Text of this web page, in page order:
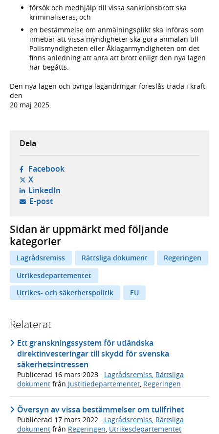
försök och medhjälp till vissa sanktionsbrott ska
kriminaliseras, och
en bestämmelse om anmälningsplikt ska införas som
innebär att vissa myndigheter ska göra anmälan till
Polismyndigheten eller Åklagarmyndigheten om det
finns anledning att anta att brott enligt den nya lagen
har begåtts.
Den nya lagen och övriga lagändringar föreslås träda i kraft
den
20 maj 2025.
Dela
Facebook- öppnas i ny flik, extern webbplats,
X- öppnas i ny flik, extern webbplats,
LinkedIn- öppnas i ny flik, extern webbplats,
E-post- öppnar din e-postklient,
Sidan är uppmärkt med följande
kategorier
Lagrådsremiss Rättsliga dokument
Regeringen
Utrikesdepartementet
Utrikes- och säkerhetspolitik
EU
Relaterat
Ett granskningssystem för utländska
direktinvesteringar till skydd för svenska
säkerhetsintressen
Publicerad 16 mars 2023 · Lagrådsremiss, Rättsliga
dokument från Justitiedepartementet, Regeringen
Översyn av vissa bestämmelser om tullfrihet
Publicerad 17 mars 2022 · Lagrådsremiss, Rättsliga
dokument från Regeringen, Utrikesdepartementet